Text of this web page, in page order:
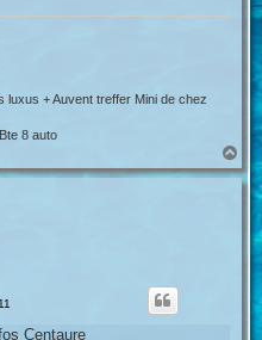
luxus + Auvent treffer Mini de chez
8 auto
a
u
Centaure